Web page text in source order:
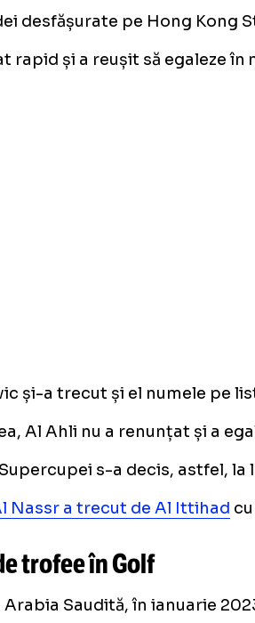
desfășurate pe Hong Kong
rapid și a reușit să egaleze
și-a trecut și el numele pe
Al Ahli nu a renunțat și a
s-a decis, astfel,
Nassr a trecut de Al Ittihad
trofee în Golf
Arabia Saudită, în ianuarie